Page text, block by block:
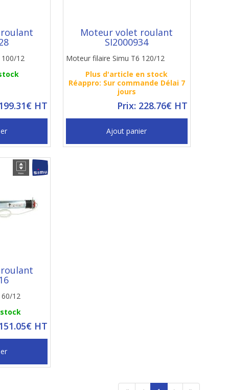
12
HT
Moteur volet roulant
SI2000934
Moteur filaire Simu T6 120/12
Plus d'article en stock
Réappro: Sur commande Délai 7
jours
Prix: 228.76€ HT
Ajout panier
12
HT